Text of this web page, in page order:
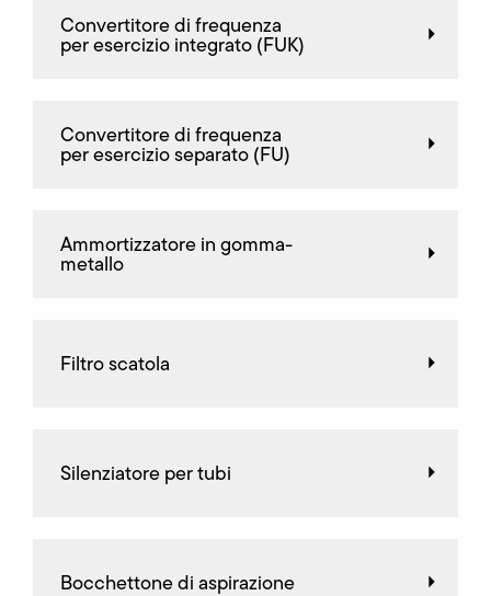
Convertitore di frequenza
per esercizio integrato (FUK)
Convertitore di frequenza
per esercizio separato (FU)
Ammortizzatore in gomma-
metallo
Filtro scatola
Silenziatore per tubi
Bocchettone di aspirazione